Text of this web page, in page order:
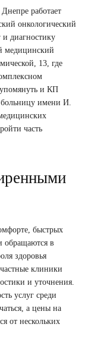
работает
онкологический
диагностику
медицинский
13, где
и КП
имени И.
часть
быстрых
обращаются в
здоровья
клиники
и уточнения.
услуг среди
а цены на
от нескольких